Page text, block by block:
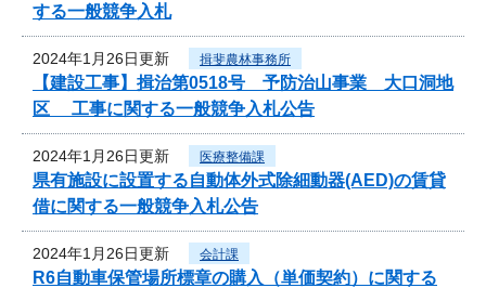
する一般競争入札
2024年1月26日更新 揖斐農林事務所
【建設工事】揖治第0518号 予防治山事業 大口洞地
区 工事に関する一般競争入札公告
2024年1月26日更新 医療整備課
県有施設に設置する自動体外式除細動器(AED)の賃貸
借に関する一般競争入札公告
2024年1月26日更新 会計課
R6自動車保管場所標章の購入（単価契約）に関する